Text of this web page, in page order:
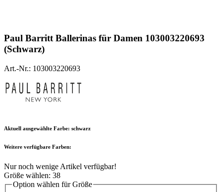
Paul BarrittBallerinas für Damen 103003220693
(Schwarz)
Art.-Nr.: 103003220693
Aktuell ausgewählte Farbe: schwarz
Weitere verfügbare Farben:
Nur noch wenige Artikel verfügbar!
Größe wählen: 38
Option wählen für Größe